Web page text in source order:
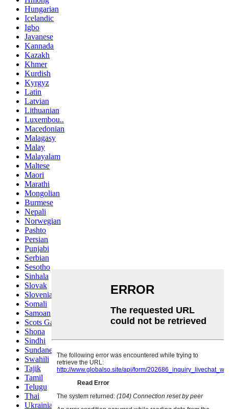
Hungarian
Icelandic
Igbo
Javanese
Kannada
Kazakh
Khmer
Kurdish
Kyrgyz
Latin
Latvian
Lithuanian
Luxembou..
Macedonian
Malagasy
Malay
Malayalam
Maltese
Maori
Marathi
Mongolian
Burmese
Nepali
Norwegian
Pashto
Persian
Punjabi
Serbian
Sesotho
Sinhala
Slovak
Slovenian
Somali
Samoan
Scots Gaelic
Shona
Sindhi
Sundanese
Swahili
Tajik
Tamil
Telugu
Thai
Ukrainian